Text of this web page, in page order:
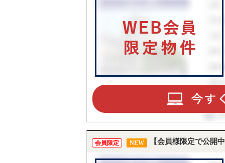
会員限定 NEW 【会員様限定で公開